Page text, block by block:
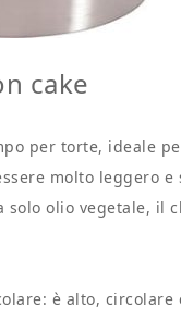
cake
per torte, ideale
molto leggero
olio vegetale, il
è alto,